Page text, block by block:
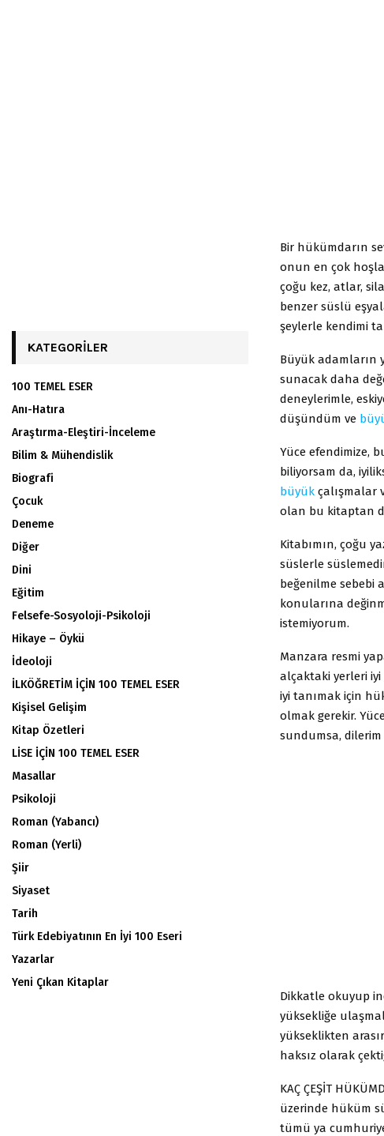
Bir hükümdarın
onun en çok
çoğu kez, atlar,
benzer süslü
şeylerle kendimi
Büyük adamların
sunacak daha
deneylerimle,
düşündüm ve
Yüce efendimize,
biliyorsam da,
büyük çalışmalar
olan bu kitaptan
Kitabımın, çoğu
süslerle
beğenilme sebebi
konularına
istemiyorum.
Manzara resmi
alçaktaki yerleri iyi
iyi tanımak için
olmak gerekir.
sundumsa,
Dikkatle okuyup
yüksekliğe
yükseklikten
haksız olarak
KAÇ ÇEŞİT
üzerinde hüküm
tümü ya
KATEGORILER
100 TEMEL ESER
Anı-Hatıra
Araştırma-Eleştiri-İnceleme
Bilim & Mühendislik
Biografi
Çocuk
Deneme
Diğer
Dini
Eğitim
Felsefe-Sosyoloji-Psikoloji
Hikaye – Öykü
İdeoloji
İLKÖĞRETİM İÇİN 100 TEMEL ESER
Kişisel Gelişim
Kitap Özetleri
LİSE İÇİN 100 TEMEL ESER
Masallar
Psikoloji
Roman (Yabancı)
Roman (Yerli)
Şiir
Siyaset
Tarih
Türk Edebiyatının En İyi 100 Eseri
Yazarlar
Yeni Çıkan Kitaplar